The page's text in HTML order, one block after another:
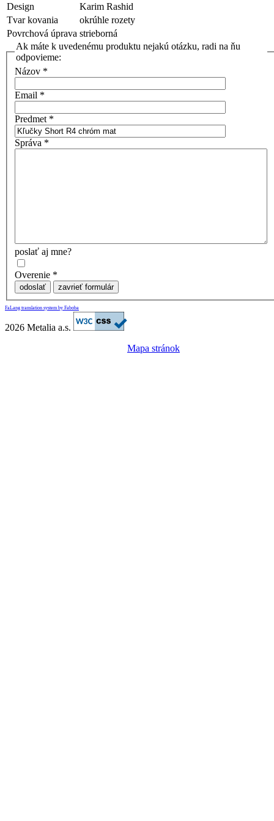
Design
Karim Rashid
Tvar kovania
okrúhle rozety
Povrchová úprava strieborná
Ak máte k uvedenému produktu nejakú otázku, radi na ňu
odpovieme:
Názov *
Email *
Predmet *
Správa *
poslať aj mne?
Overenie *
odoslať zavrieť formulár
FaLang translation system by Faboba
2026 Metalia a.s.
Mapa stránok